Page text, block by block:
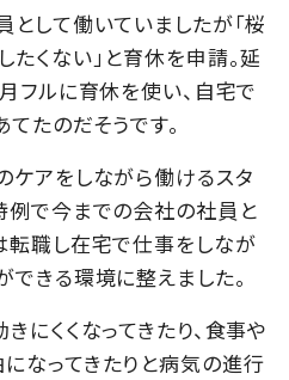
して働いていましたが「桜
くない」と育休を申請。延
フルに育休を使い、自宅で
たのだそうです。
ケアをしながら働けるスタ
例で今までの会社の社員と
転職し在宅で仕事をしなが
きる環境に整えました。
にくくなってきたり、食事や
なってきたりと病気の進行